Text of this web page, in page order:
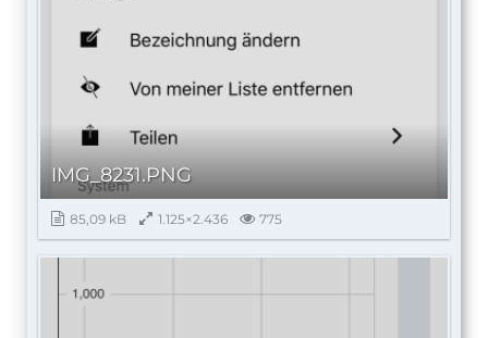
IMG_8231.PNG
85,09 kB 1.125×2.436 775